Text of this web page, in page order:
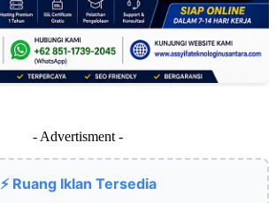
- Advertisment -
⚡ Ruang Iklan Tersedia